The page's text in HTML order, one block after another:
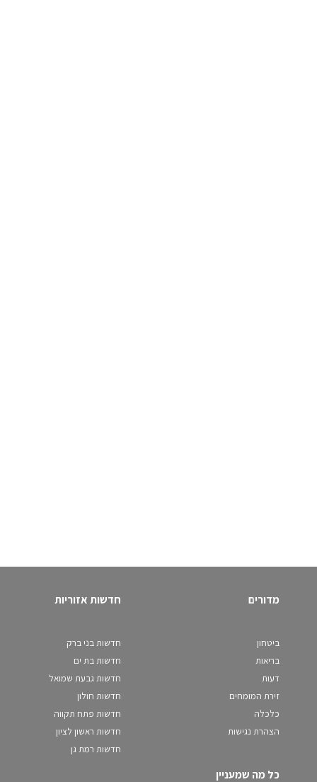
מדורים
ביטחון
בריאות
דעות
זירת המומחים
כלכלה
הצהרת נגישות
חדשות אזוריות
חדשות בני ברק
חדשות בת ים
חדשות גבעת שמואל
חדשות חולון
חדשות פתח תקווה
חדשות ראשון לציון
חדשות רמת גן
כל מה שמעניין